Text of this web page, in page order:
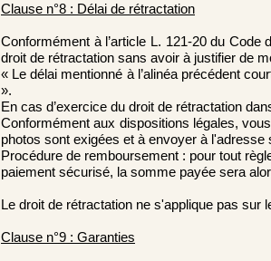
Clause n°8 : Délai de rétractation
Conformément à l’article L. 121-20 du
droit de rétractation sans avoir à justifier de
« Le délai mentionné à l’alinéa précédent
».
En cas d’exercice du droit de rétractation
Conformément aux dispositions légales,
photos sont exigées et à envoyer à l'adresse
Procédure de remboursement : pour tout
paiement sécurisé, la somme payée sera
Le droit de rétractation ne s'applique pas sur
Clause n°9 : Garanties